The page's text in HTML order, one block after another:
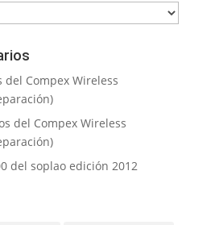
del Compex Wireless
del Compex Wireless
del soplao edición 2012